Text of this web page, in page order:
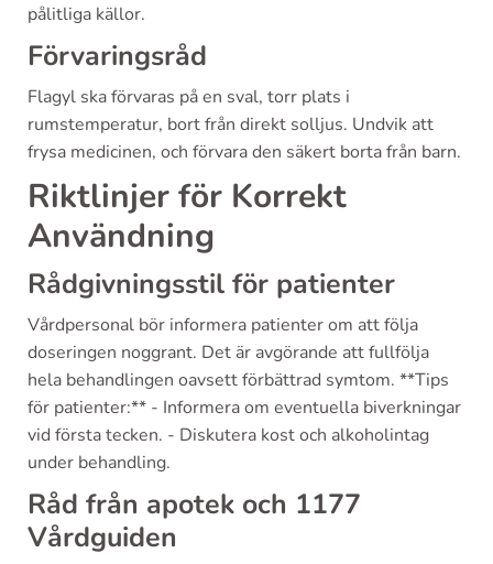
pålitliga källor.
Förvaringsråd
Flagyl ska förvaras på en sval, torr plats i
rumstemperatur, bort från direkt solljus. Undvik att
frysa medicinen, och förvara den säkert borta från barn.
Riktlinjer för Korrekt
Användning
Rådgivningsstil för patienter
Vårdpersonal bör informera patienter om att följa
doseringen noggrant. Det är avgörande att fullfölja
hela behandlingen oavsett förbättrad symtom. **Tips
för patienter:** - Informera om eventuella biverkningar
vid första tecken. - Diskutera kost och alkoholintag
under behandling.
Råd från apotek och 1177
Vårdguiden